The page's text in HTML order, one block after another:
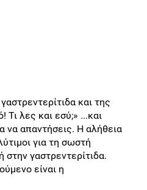
και της
Τι λες και εσύ;» ...και
να απαντήσεις. Η αλήθεια
για τη σωστή
γαστρεντερίτιδα.
είναι η